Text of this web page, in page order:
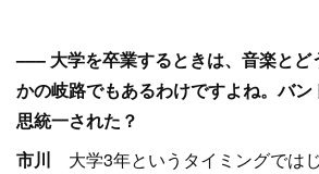
––– 大学を卒業するときは、音楽と
かの岐路でもあるわけですよね。バ
思統一された？
市川 大学3年というタイミングでは